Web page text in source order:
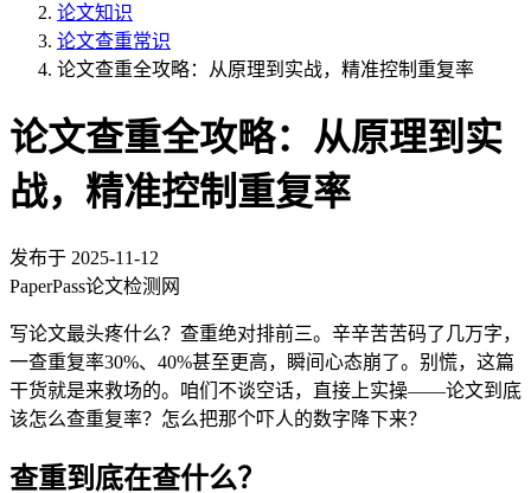
论文知识
论文查重常识
论文查重全攻略：从原理到实战，精准控制重复率
论文查重全攻略：从原理到实
战，精准控制重复率
发布于 2025-11-12
PaperPass论文检测网
写论文最头疼什么？查重绝对排前三。辛辛苦苦码了几万字，
一查重复率30%、40%甚至更高，瞬间心态崩了。别慌，这篇
干货就是来救场的。咱们不谈空话，直接上实操——论文到底
该怎么查重复率？怎么把那个吓人的数字降下来？
查重到底在查什么？